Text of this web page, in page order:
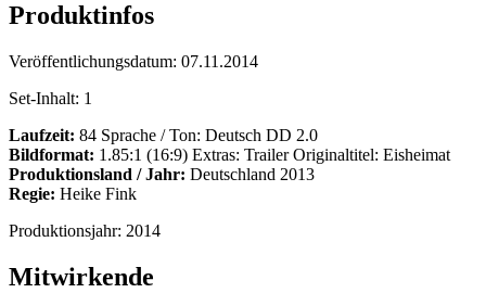
Produktinfos
Veröffentlichungsdatum: 07.11.2014
Set-Inhalt: 1
Laufzeit: 84 Sprache / Ton: Deutsch DD 2.0
Bildformat: 1.85:1 (16:9) Extras: Trailer Originaltitel: Eisheimat
Produktionsland / Jahr: Deutschland 2013
Regie: Heike Fink
Produktionsjahr: 2014
Mitwirkende